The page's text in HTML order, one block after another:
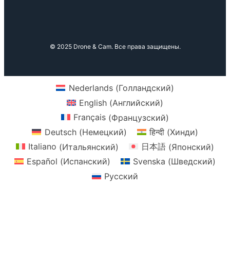
b
o
g
k
n
© 2025 Drone & Cam. Все права защищены.
Nederlands(Голландский)
English (Английский)
Français (Французский)
Deutsch(Немецкий) हिन्दी(Хинди)
Italiano (Итальянский) 日本語 (Японский)
Español (Испанский) Svenska (Шведский)
Русский